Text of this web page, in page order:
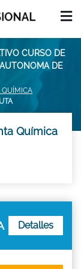
CURSO DE
DE
QUÍMICA
Química
Detalles